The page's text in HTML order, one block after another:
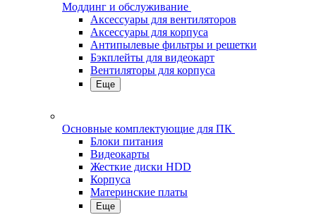
Моддинг и обслуживание
Аксессуары для вентиляторов
Аксессуары для корпуса
Антипылевые фильтры и решетки
Бэкплейты для видеокарт
Вентиляторы для корпуса
Еще
Основные комплектующие для ПК
Блоки питания
Видеокарты
Жесткие диски HDD
Корпуса
Материнские платы
Еще